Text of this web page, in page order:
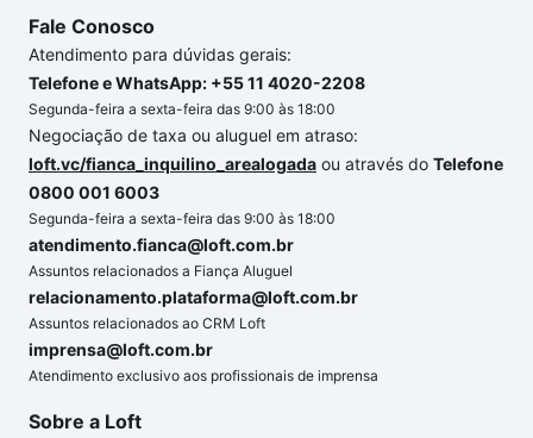
Fale Conosco
Atendimento para dúvidas gerais:
Telefone e WhatsApp: +55 11 4020-2208
Segunda-feira a sexta-feira das 9:00 às 18:00
Negociação de taxa ou aluguel em atraso:
loft.vc/fianca_inquilino_arealogada ou através do Telefone
0800 001 6003
Segunda-feira a sexta-feira das 9:00 às 18:00
atendimento.fianca@loft.com.br
Assuntos relacionados a Fiança Aluguel
relacionamento.plataforma@loft.com.br
Assuntos relacionados ao CRM Loft
imprensa@loft.com.br
Atendimento exclusivo aos profissionais de imprensa
Sobre a Loft